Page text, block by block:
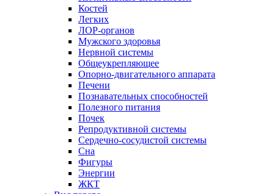
Костей
Легких
ЛОР-органов
Мужского здоровья
Нервной системы
Общеукрепляющее
Опорно-двигательного аппарата
Печени
Познавательных способностей
Полезного питания
Почек
Репродуктивной системы
Сердечно-сосудистой системы
Сна
Фигуры
Энергии
ЖКТ